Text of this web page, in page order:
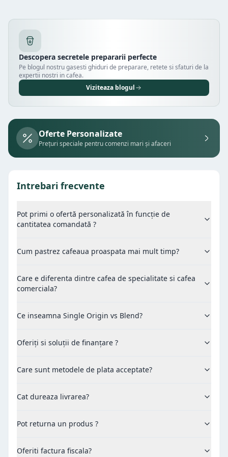
Descopera secretele prepararii perfecte
Pe blogul nostru gasesti ghiduri de preparare, retete si sfaturi de la
expertii nostri in cafea.
Viziteaza blogul
Oferte Personalizate
Prețuri speciale pentru comenzi mari și afaceri
Intrebari frecvente
Pot primi o ofertă personalizată în funcție de
cantitatea comandată ?
Cum pastrez cafeaua proaspata mai mult timp?
Care e diferenta dintre cafea de specialitate si cafea
comerciala?
Ce inseamna Single Origin vs Blend?
Oferiți si soluții de finanțare ?
Care sunt metodele de plata acceptate?
Cat dureaza livrarea?
Pot returna un produs ?
Oferiti factura fiscala?